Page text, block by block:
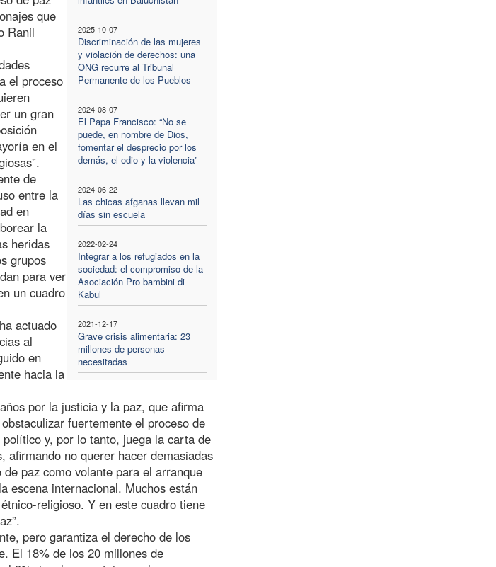
2025-10-07
Discriminación de las mujeres
y violación de derechos: una
ONG recurre al Tribunal
Permanente de los Pueblos
2024-08-07
El Papa Francisco: “No se
puede, en nombre de Dios,
fomentar el desprecio por los
demás, el odio y la violencia”
2024-06-22
Las chicas afganas llevan mil
días sin escuela
2022-02-24
Integrar a los refugiados en la
sociedad: el compromiso de la
Asociación Pro bambini di
Kabul
2021-12-17
Grave crisis alimentaria: 23
millones de personas
necesitadas
que
Ranil
el proceso
un gran
en el
de
entre la
en
la
heridas
grupos
para ver
un cuadro
actuado
al
en
hacia la
por la justicia y la paz, que afirma
fuertemente el proceso de
y, por lo tanto, juega la carta de
afirmando no querer hacer demasiadas
paz como volante para el arranque
escena internacional. Muchos están
religioso. Y en este cuadro tiene
pero garantiza el derecho de los
El 18% de los 20 millones de